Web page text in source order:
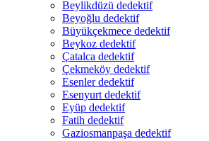
Beylikdüzü dedektif
Beyoğlu dedektif
Büyükçekmece dedektif
Beykoz dedektif
Çatalca dedektif
Çekmeköy dedektif
Esenler dedektif
Esenyurt dedektif
Eyüp dedektif
Fatih dedektif
Gaziosmanpaşa dedektif